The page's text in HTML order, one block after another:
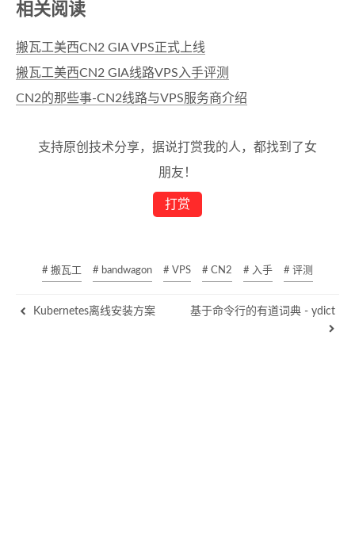
相关阅读
搬瓦工美西CN2 GIA VPS正式上线
搬瓦工美西CN2 GIA线路VPS入手评测
CN2的那些事-CN2线路与VPS服务商介绍
支持原创技术分享，据说打赏我的人，都找到了女
朋友！
打赏
# 搬瓦工 # bandwagon # VPS # CN2 # 入手 # 评测
Kubernetes离线安装方案 基于命令行的有道词典 - ydict